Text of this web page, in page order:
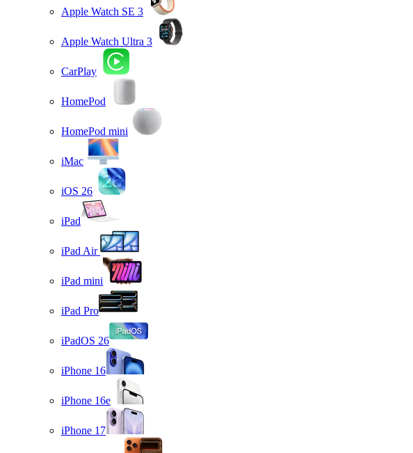
Apple Watch SE 3
Apple Watch Ultra 3
CarPlay
HomePod
HomePod mini
iMac
iOS 26
iPad
iPad Air
iPad mini
iPad Pro
iPadOS 26
iPhone 16
iPhone 16e
iPhone 17